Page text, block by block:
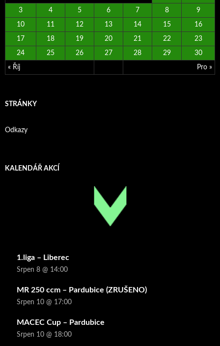
« Říj Pro »
3 4 5 6 7 8 9
10 11 12 13 14 15 16
17 18 19 20 21 22 23
24 25 26 27 28 29 30
STRÁNKY
Odkazy
KALENDÁŘ AKCÍ
1.liga – Liberec
Srpen 8 @ 14:00
MR 250 ccm – Pardubice (ZRUŠENO)
Srpen 10 @ 17:00
MACEC Cup – Pardubice
Srpen 10 @ 18:00